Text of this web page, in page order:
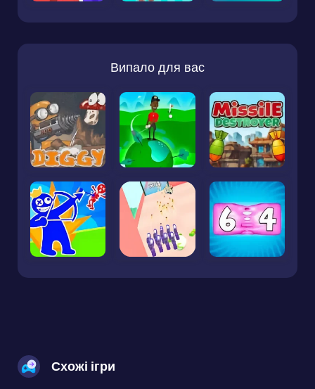
Випало для вас
Схожі ігри